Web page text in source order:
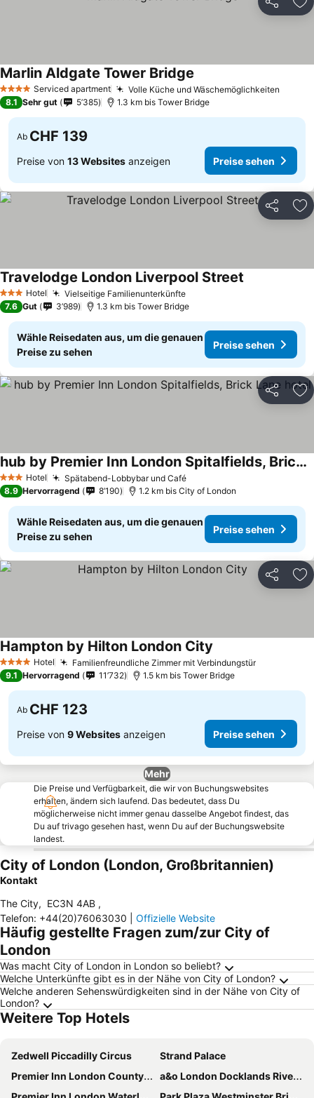
Teilen
4 Sterne Serviced apartment Volle Küche und Wäschemöglichkeiten
Marlin Aldgate Tower Bridge
8.1 Sehr gut 5’385 1.3 km bis Tower Bridge
Ab CHF 139
Preise von 13 Websites anzeigen Preise sehen
Teilen
3 SterneHotel Vielseitige FamilienunterkünftePreise sehen
Travelodge London Liverpool Street
7.6 Gut 3’989 1.3 km bis Tower Bridge
Wähle Reisedaten aus, um die genauen
Preise zu sehen
Preise sehen
Teilen
3 SterneHotel Spätabend-Lobbybar und CaféPreise sehen
hub by Premier Inn London Spitalfields, Brick Lane hotel
Preise sehen
8.9 Hervorragend 8’190 1.2 km bis City of London
Wähle Reisedaten aus, um die genauen
Preise zu sehen
Preise sehen
Teilen
4 Sterne Hotel Familienfreundliche Zimmer mit VerbindungstürPreise
Hampton by Hilton London City
9.1 Hervorragend 11’732 1.5 km bis Tower Bridge
Ab CHF 123
Preise von 9 Websites anzeigen Preise sehen
Mehr
Die Preise und Verfügbarkeit, die wir von Buchungswebsites
erhalten, ändern sich laufend. Das bedeutet, dass Du
möglicherweise nicht immer genau dasselbe Angebot findest, das
Du auf trivago gesehen hast, wenn Du auf der Buchungswebsite
landest.
City of London (London, Großbritannien)
Kontakt
The City, EC3N 4AB ,
Telefon: +44(20)76063030 Offizielle Website
Häufig gestellte Fragen zum/zur City of
London
Was macht City of London in London so beliebt?
Welche Unterkünfte gibt es in der Nähe von City of London?
Welche anderen Sehenswürdigkeiten sind in der Nähe von City of
London?
Weitere Top Hotels
Zedwell Piccadilly Circus
Strand Palace
Premier Inn London County Hall
a&o London Docklands Riverside